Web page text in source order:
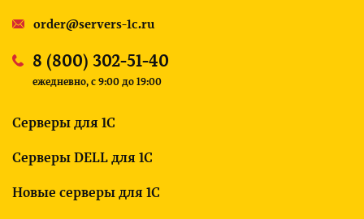
Серверы для 1С
Серверы DELL для 1С
Новые серверы для 1С
order@servers-1c.ru
8 (800) 302-51-40
ежедневно, c 9:00 до 19:00